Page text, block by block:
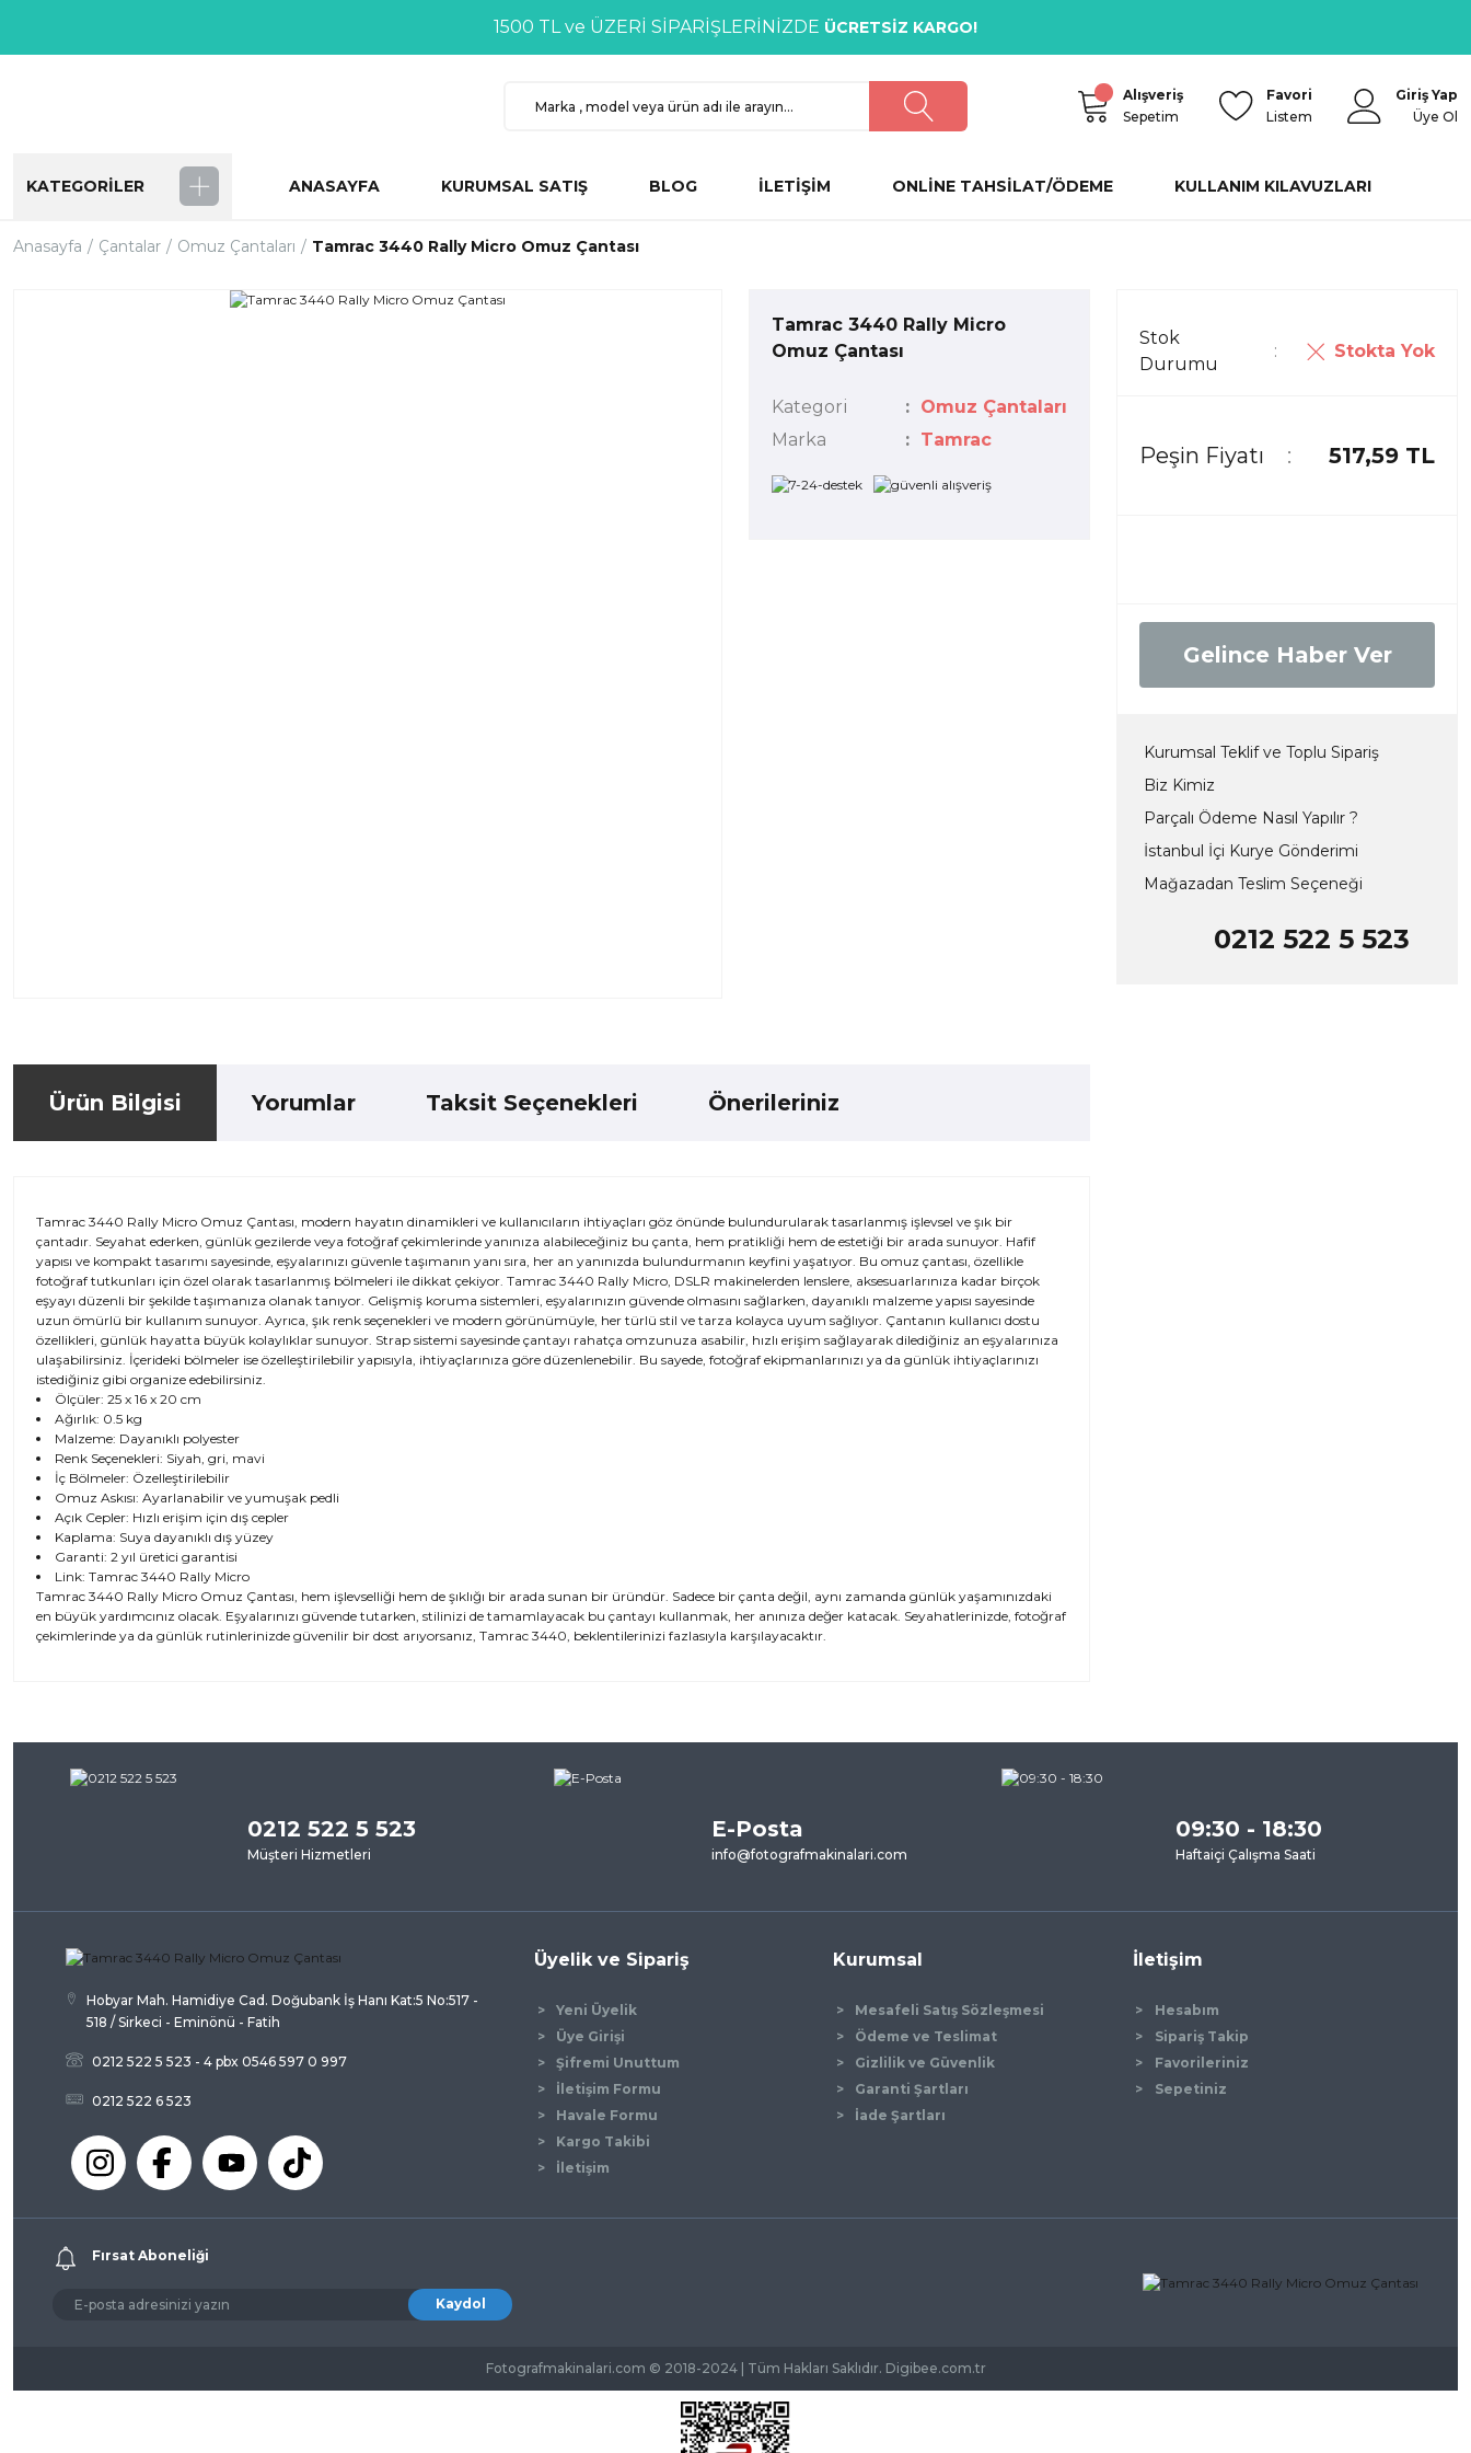
1500 TL ve ÜZERİ SİPARİŞLERİNİZDE ÜCRETSİZ KARGO!
Alışveriş
Sepetim
Favori
Listem
Giriş Yap
Üye Ol
KATEGORİLER ANASAYFA KURUMSAL SATIŞ BLOG İLETİŞİM ONLİNE TAHSİLAT/ÖDEME KULLANIM KILAVUZLARI
Anasayfa Çantalar Omuz Çantaları Tamrac 3440 Rally Micro Omuz Çantası
Tamrac 3440 Rally Micro
Omuz Çantası
Kategori
Omuz Çantaları
Marka
Tamrac
Stok
Durumu
Stokta Yok
Peşin Fiyatı 517,59 TL
Gelince Haber Ver
Kurumsal Teklif ve Toplu Sipariş
Biz Kimiz
Parçalı Ödeme Nasıl Yapılır ?
İstanbul İçi Kurye Gönderimi
Mağazadan Teslim Seçeneği
0212 522 5 523
Ürün Bilgisi Yorumlar Taksit Seçenekleri Önerileriniz
Tamrac 3440 Rally Micro Omuz Çantası, modern hayatın dinamikleri ve kullanıcıların ihtiyaçları göz önünde bulundurularak tasarlanmış işlevsel ve şık bir
çantadır. Seyahat ederken, günlük gezilerde veya fotoğraf çekimlerinde yanınıza alabileceğiniz bu çanta, hem pratikliği hem de estetiği bir arada sunuyor. Hafif
yapısı ve kompakt tasarımı sayesinde, eşyalarınızı güvenle taşımanın yanı sıra, her an yanınızda bulundurmanın keyfini yaşatıyor. Bu omuz çantası, özellikle
fotoğraf tutkunları için özel olarak tasarlanmış bölmeleri ile dikkat çekiyor. Tamrac 3440 Rally Micro, DSLR makinelerden lenslere, aksesuarlarınıza kadar birçok
eşyayı düzenli bir şekilde taşımanıza olanak tanıyor. Gelişmiş koruma sistemleri, eşyalarınızın güvende olmasını sağlarken, dayanıklı malzeme yapısı sayesinde
uzun ömürlü bir kullanım sunuyor. Ayrıca, şık renk seçenekleri ve modern görünümüyle, her türlü stil ve tarza kolayca uyum sağlıyor. Çantanın kullanıcı dostu
özellikleri, günlük hayatta büyük kolaylıklar sunuyor. Strap sistemi sayesinde çantayı rahatça omzunuza asabilir, hızlı erişim sağlayarak dilediğiniz an eşyalarınıza
ulaşabilirsiniz. İçerideki bölmeler ise özelleştirilebilir yapısıyla, ihtiyaçlarınıza göre düzenlenebilir. Bu sayede, fotoğraf ekipmanlarınızı ya da günlük ihtiyaçlarınızı
istediğiniz gibi organize edebilirsiniz.
Ölçüler: 25 x 16 x 20 cm
Ağırlık: 0.5 kg
Malzeme: Dayanıklı polyester
Renk Seçenekleri: Siyah, gri, mavi
İç Bölmeler: Özelleştirilebilir
Omuz Askısı: Ayarlanabilir ve yumuşak pedli
Açık Cepler: Hızlı erişim için dış cepler
Kaplama: Suya dayanıklı dış yüzey
Garanti: 2 yıl üretici garantisi
Link: Tamrac 3440 Rally Micro
Tamrac 3440 Rally Micro Omuz Çantası, hem işlevselliği hem de şıklığı bir arada sunan bir üründür. Sadece bir çanta değil, aynı zamanda günlük yaşamınızdaki
en büyük yardımcınız olacak. Eşyalarınızı güvende tutarken, stilinizi de tamamlayacak bu çantayı kullanmak, her anınıza değer katacak. Seyahatlerinizde, fotoğraf
çekimlerinde ya da günlük rutinlerinizde güvenilir bir dost arıyorsanız, Tamrac 3440, beklentilerinizi fazlasıyla karşılayacaktır.
Görüş ve önerileriniz için teşekkür ederiz.
Ürün resmi kalitesiz, bozuk veya görüntülenemiyor.
Ürün açıklamasında eksik bilgiler bulunuyor.
Ürün fiyatı diğer sitelerden daha pahalı.
Bu ürüne benzer farklı alternatifler olmalı.
Gönder
0212 522 5 523
Müşteri Hizmetleri
E-Posta
info@fotografmakinalari.com
09:30 - 18:30
Haftaiçi Çalışma Saati
Hobyar Mah. Hamidiye Cad. Doğubank İş Hanı Kat:5 No:517 -
518 / Sirkeci - Eminönü - Fatih
0212 522 5 523 - 4 pbx 0546 597 0 997
0212 522 6 523
Üyelik ve Sipariş
Yeni Üyelik
Üye Girişi
Şifremi Unuttum
İletişim Formu
Havale Formu
Kargo Takibi
İletişim
Kurumsal
Mesafeli Satış Sözleşmesi
Ödeme ve Teslimat
Gizlilik ve Güvenlik
Garanti Şartları
İade Şartları
İletişim
Hesabım
Sipariş Takip
Favorileriniz
Sepetiniz
Fırsat Aboneliği
Kaydol
Fotografmakinalari.com © 2018-2024 | Tüm Hakları Saklıdır. Digibee.com.tr